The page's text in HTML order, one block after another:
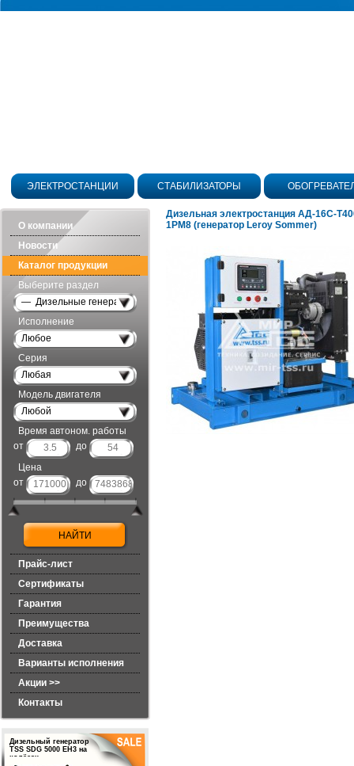
ЭЛЕКТРОСТАНЦИИ СТАБИЛИЗАТОРЫ
О компании
Новости
Каталог продукции
Выберите раздел
— Дизельные генераторы открытого исполнения
Исполнение
Любое
Серия
Любая
Модель двигателя
Любой
Время автоном. работы
от
до
Цена
от
до
Прайс-лист
Сертификаты
Гарантия
Преимущества
Доставка
Варианты исполнения
Акции >>
Контакты
Дизельный генератор
TSS SDG 5000 EH3 на
колёсах
Дизельная электростанция АД-16С-
1РМ8 (генератор Leroy Sommer)